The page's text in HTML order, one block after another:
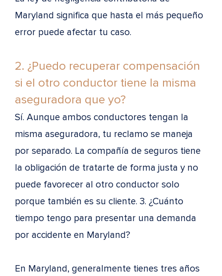
Maryland significa que hasta el más pequeño
error puede afectar tu caso.
2. ¿Puedo recuperar compensación
si el otro conductor tiene la misma
aseguradora que yo?
Sí. Aunque ambos conductores tengan la
misma aseguradora, tu reclamo se maneja
por separado. La compañía de seguros tiene
la obligación de tratarte de forma justa y no
puede favorecer al otro conductor solo
porque también es su cliente. 3. ¿Cuánto
tiempo tengo para presentar una demanda
por accidente en Maryland?
En Maryland, generalmente tienes tres años